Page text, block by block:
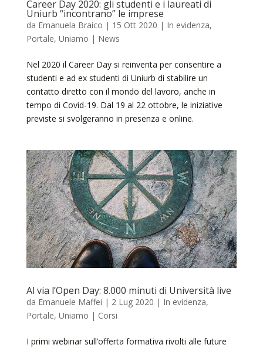
Career Day 2020: gli studenti e i laureati di
Uniurb “incontrano” le imprese
da Emanuela Braico | 15 Ott 2020 | In evidenza,
Portale, Uniamo | News
Nel 2020 il Career Day si reinventa per consentire a
studenti e ad ex studenti di Uniurb di stabilire un
contatto diretto con il mondo del lavoro, anche in
tempo di Covid-19. Dal 19 al 22 ottobre, le iniziative
previste si svolgeranno in presenza e online.
Al via l’Open Day: 8.000 minuti di Università live
da Emanuele Maffei | 2 Lug 2020 | In evidenza,
Portale, Uniamo | Corsi
I primi webinar sull’offerta formativa rivolti alle future